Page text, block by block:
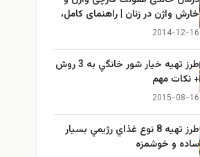
خارش واژن در زنان | راهنمای کامل،
ایمن و کاربردی
2014-12-16
طرز تهيه خیار شور خانگي به 3 روش
+ نكات مهم
2015-08-16
طرز تهيه 8 نوع غذاي رژيمي بسيار
ساده و خوشمزه